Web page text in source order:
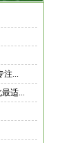
注...
适...